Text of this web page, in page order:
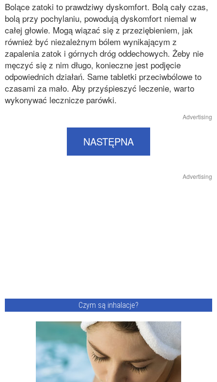
Bolące zatoki to prawdziwy dyskomfort. Bolą cały czas,
bolą przy pochylaniu, powodują dyskomfort niemal w
całej głowie. Mogą wiązać się z przeziębieniem, jak
również być niezależnym bólem wynikającym z
zapalenia zatok i górnych dróg oddechowych. Żeby nie
męczyć się z nim długo, konieczne jest podjęcie
odpowiednich działań. Same tabletki przeciwbólowe to
czasami za mało. Aby przyśpieszyć leczenie, warto
wykonywać lecznicze parówki.
Advertising
NASTĘPNA
Advertising
Czym są inhalacje?